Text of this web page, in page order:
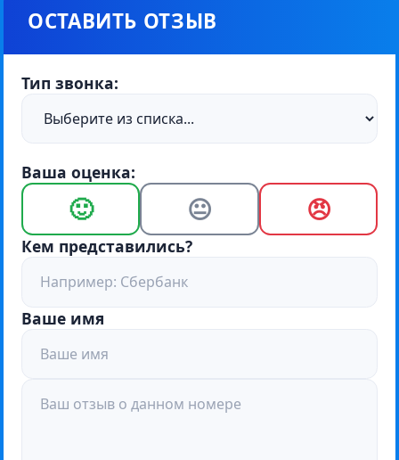
ОСТАВИТЬ ОТЗЫВ
Тип звонка:
Ваша оценка:
🙂 😐 😠
Кем представились?
Ваше имя